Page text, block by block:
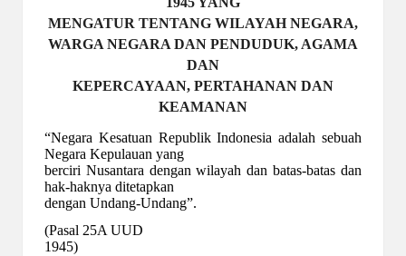
MENGATUR TENTANG WILAYAH NEGARA,
WARGA NEGARA DAN PENDUDUK, AGAMA
DAN
KEPERCAYAAN, PERTAHANAN DAN
KEAMANAN
“Negara Kesatuan Republik Indonesia adalah sebuah
Negara Kepulauan yang
berciri Nusantara dengan wilayah dan batas-batas dan
hak-haknya ditetapkan
dengan Undang-Undang”.
(Pasal 25A UUD
1945)